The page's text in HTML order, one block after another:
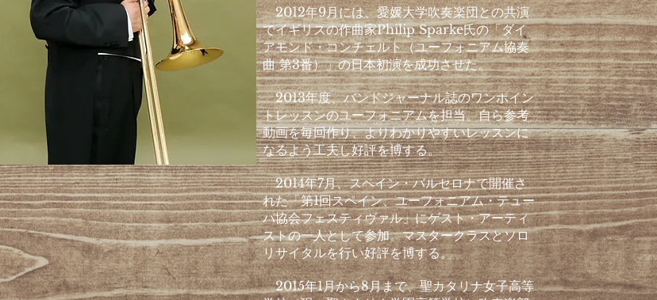
2012年9月には、愛媛大学吹奏楽団との共演
でイギリスの作曲家Philip Sparke氏の「ダイ
アモンド・コンチェルト（ユーフォニアム協奏
曲 第3番）」の日本初演を成功させた。
2013年度、バンドジャーナル誌のワンポイン
トレッスンのユーフォニアムを担当。自ら参考
動画を毎回作り、よりわかりやすいレッスンに
なるよう工夫し好評を博する。
2014年7月、スペイン・バルセロナで開催さ
れた「第1回スペイン、ユーフォニアム・テュー
バ協会フェスティヴァル」にゲスト・アーティ
ストの一人として参加。マスタークラスとソロ
リサイタルを行い好評を博する。
2015年1月から8月まで、聖カタリナ女子高等